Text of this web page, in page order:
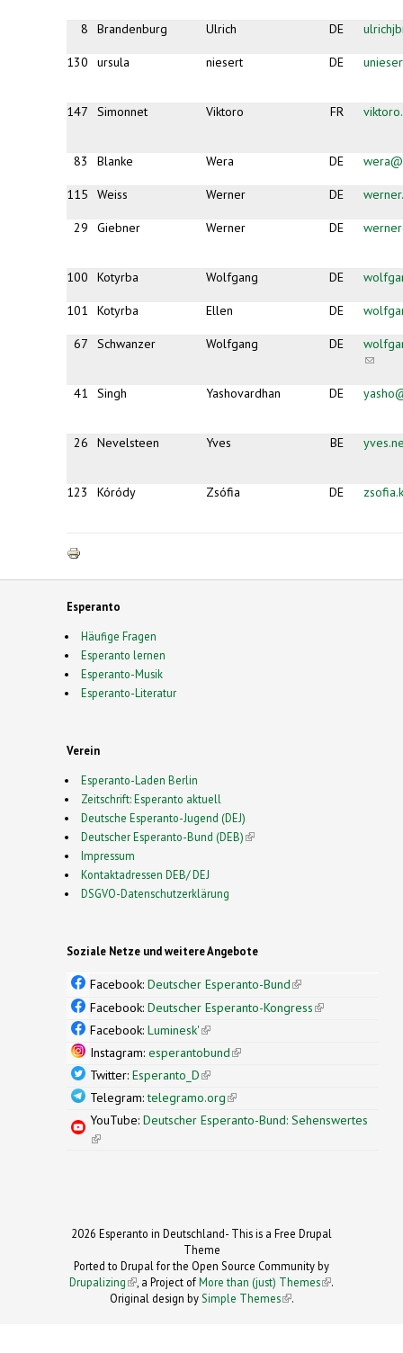
8 Brandenburg Ulrich DE
130 ursula niesert DE
147 Simonnet Viktoro FR
83 Blanke Wera DE
115 Weiss Werner DE
29 Giebner Werner DE
100 Kotyrba Wolfgang DE
101 Kotyrba Ellen DE
67 Schwanzer Wolfgang DE
(link
e-
41 Singh Yashovardhan DE
26 Nevelsteen Yves BE
123 Kóródy Zsófia DE
Esperanto
Häufige Fragen
Esperanto lernen
Esperanto-Musik
Esperanto-Literatur
Verein
Esperanto-Laden Berlin
Zeitschrift: Esperanto aktuell
Deutsche Esperanto-Jugend (DEJ)
Deutscher Esperanto-Bund (DEB)(link is external)
Impressum
Kontaktadressen DEB/ DEJ
DSGVO-Datenschutzerklärung
Soziale Netze und weitere Angebote
Facebook: Deutscher Esperanto-Bund(link is
external)
Facebook: Deutscher Esperanto-Kongress(link is
Facebook: Luminesk'(link is external)
Instagram: esperantobund(link is external)
Twitter: Esperanto_D(link is external)
Telegram:telegramo.org(link is external)
YouTube: Deutscher Esperanto-Bund: Sehenswertes
(link is external)
2026 Esperanto in Deutschland- This is a Free Drupal
Theme
Ported to Drupal for the Open Source Community by
Drupalizing(link is external)
, a Project ofMore than (just) Themes (link is
.
Original design bySimple Themes
(link is
.